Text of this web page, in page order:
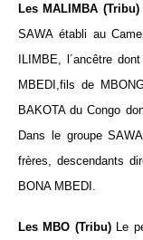
Les MALIMBA (Tribu)
SAWA établi au
ILIMBE, l´ancêtre
MBEDI,fils de
BAKOTA du Congo
Dans le groupe
frères, descendants
BONA MBEDI.
Les MBO (Tribu)
Le